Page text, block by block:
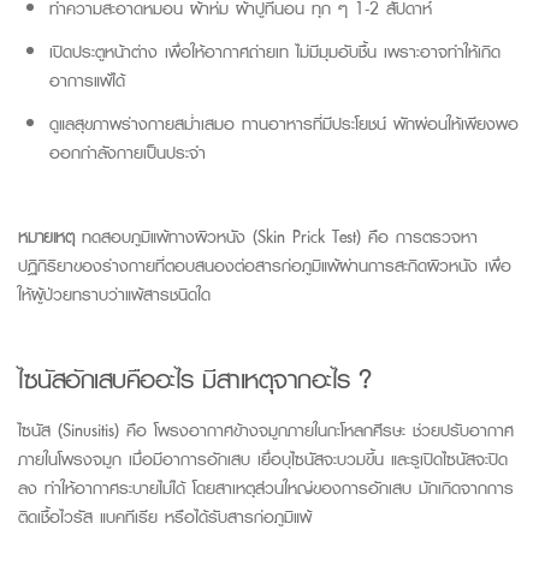
ทำความสะอาดหมอน ผ้าห่ม ผ้าปูที่นอน ทุก ๆ 1-2 สัปดาห์
เปิดประตูหน้าต่าง เพื่อให้อากาศถ่ายเท ไม่มีมุมอับชื้น เพราะอาจทำให้เกิด
อาการแพ้ได้
ดูแลสุขภาพร่างกายสม่ำเสมอ ทานอาหารที่มีประโยชน์ พักผ่อนให้เพียงพอ
ออกกำลังกายเป็นประจำ
หมายเหตุ ทดสอบภูมิแพ้ทางผิวหนัง (Skin Prick Test) คือ การตรวจหา
ปฏิกิริยาของร่างกายที่ตอบสนองต่อสารก่อภูมิแพ้ผ่านการสะกิดผิวหนัง เพื่อ
ให้ผู้ป่วยทราบว่าแพ้สารชนิดใด
ไซนัสอักเสบคืออะไรมีสาเหตุจากอะไร ?
ไซนัส (Sinusitis) คือ โพรงอากาศข้างจมูกภายในกะโหลกศีรษะ ช่วยปรับอากาศ
ภายในโพรงจมูก เมื่อมีอาการอักเสบ เยื่อบุไซนัสจะบวมขึ้น และรูเปิดไซนัสจะปิด
ลง ทำให้อากาศระบายไม่ได้ โดยสาเหตุส่วนใหญ่ของการอักเสบ มักเกิดจากการ
ติดเชื้อไวรัส แบคทีเรีย หรือได้รับสารก่อภูมิแพ้